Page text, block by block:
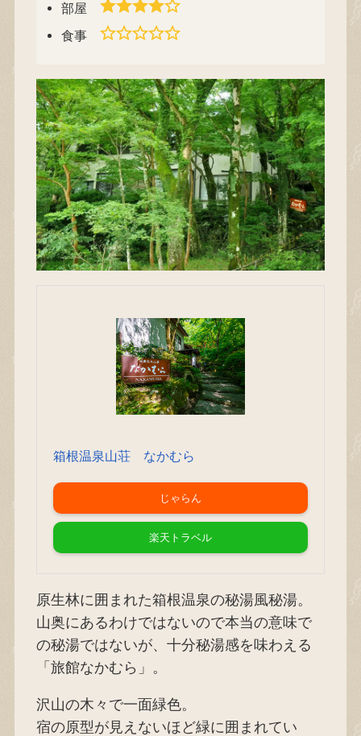
部屋
食事
箱根温泉山荘 なかむら
じゃらん
楽天トラベル
原生林に囲まれた箱根温泉の秘湯風秘湯。
山奥にあるわけではないので本当の意味で
の秘湯ではないが、十分秘湯感を味わえる
「旅館なかむら」。
沢山の木々で一面緑色。
宿の原型が見えないほど緑に囲まれてい